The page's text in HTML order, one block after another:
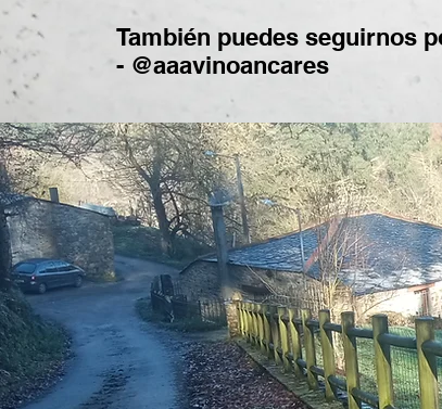
También puedes seguirnos
- @aaavinoancares